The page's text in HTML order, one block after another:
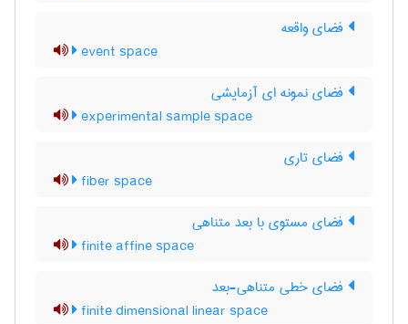
فضای واقعه
event space
فضای نمونه ای آزمایشی
experimental sample space
فضای تاری
fiber space
فضای مستوی با بعد متناهی
finite affine space
فضای خطی متناهی-بعد
finite dimensional linear space